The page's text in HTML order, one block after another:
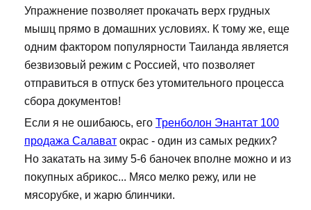
Упражнение позволяет прокачать верх грудных
мышц прямо в домашних условиях. К тому же, еще
одним фактором популярности Таиланда является
безвизовый режим с Россией, что позволяет
отправиться в отпуск без утомительного процесса
сбора документов!
Если я не ошибаюсь, его Тренболон Энантат 100
продажа Салават окрас - один из самых редких?
Но закатать на зиму 5-6 баночек вполне можно и из
покупных абрикос... Мясо мелко режу, или не
мясорубке, и жарю блинчики.